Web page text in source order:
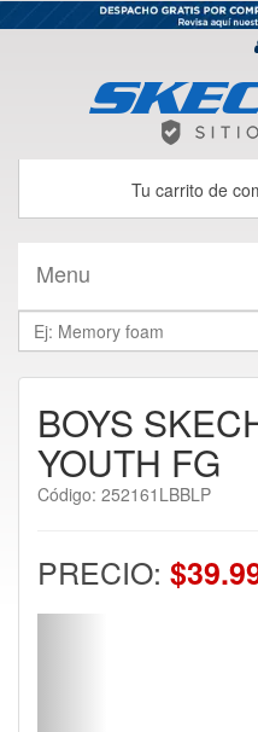
Tu carrito de
Menu
BOYS
YOUTH FG
Código: 252161LBBLP
PRECIO: